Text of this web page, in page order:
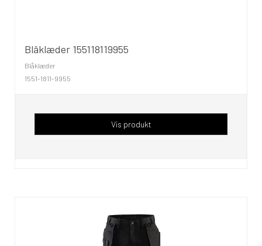
Blâklæder 155118119955
Blåklæder
1551-1811-9955
Vis produkt